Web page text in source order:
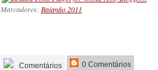
Marcadores: Baianão 2011
Comentários 0 Comentários